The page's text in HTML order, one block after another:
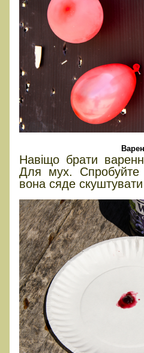
Навіщо брати
Для мух. Спробуйте
вона сяде